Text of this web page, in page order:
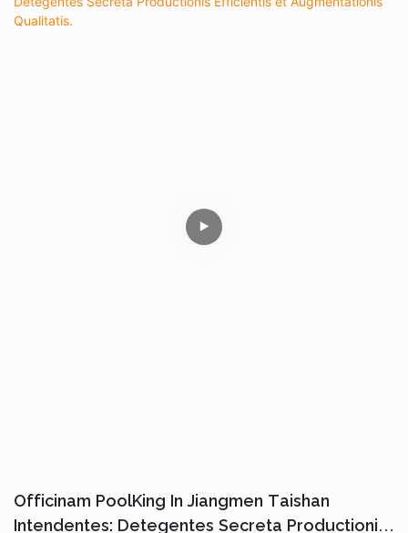
Officinam PoolKing In Jiangmen Taishan
Intendentes: Detegentes Secreta Productionis